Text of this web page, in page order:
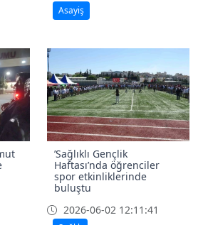
Asayiş
’Sağlıklı Gençlik
Haftası’nda öğrenciler
spor etkinliklerinde
buluştu
2026-06-02 12:11:41